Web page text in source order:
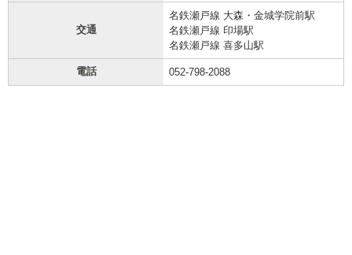
交通
名鉄瀬戸線 大森・金城学院前駅
名鉄瀬戸線 印場駅
名鉄瀬戸線 喜多山駅
電話 052-798-2088